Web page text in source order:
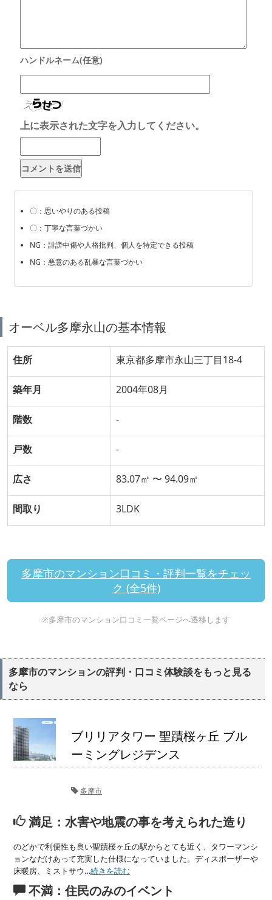
上に表示された文字を入力してください。
〇：思いやりのある投稿
〇：丁寧な言葉づかい
NG：誹謗中傷や人格批判、個人を特定できる投稿
NG：悪意のある乱暴な言葉づかい
オーベル多摩永山の基本情報
住所 東京都多摩市永山三丁目18-4
築年月 2004年08月
階数 -
戸数 -
広さ 83.07㎡ 〜 94.09㎡
間取り 3LDK
多摩市のマンション口コミ・評判一覧をチェッ
ク (全5件)
※多摩市のマンション口コミ一覧ページへ遷移します
多摩市のマンションの評判・口コミ体験談をもっと見る
なら
ブリリアタワー 聖蹟桜ヶ丘 ブル
ーミングレジデンス
多摩市
満足：水害や地震の事を考えられた造り
のどかで利便性も良い聖蹟桜ヶ丘の駅からとても近く、タワーマンシ
ョンなだけあって充実した仕様になっていました。ディスポーザーや
床暖房、ミストサウ…続きを読む
不満：住民のみのイベント